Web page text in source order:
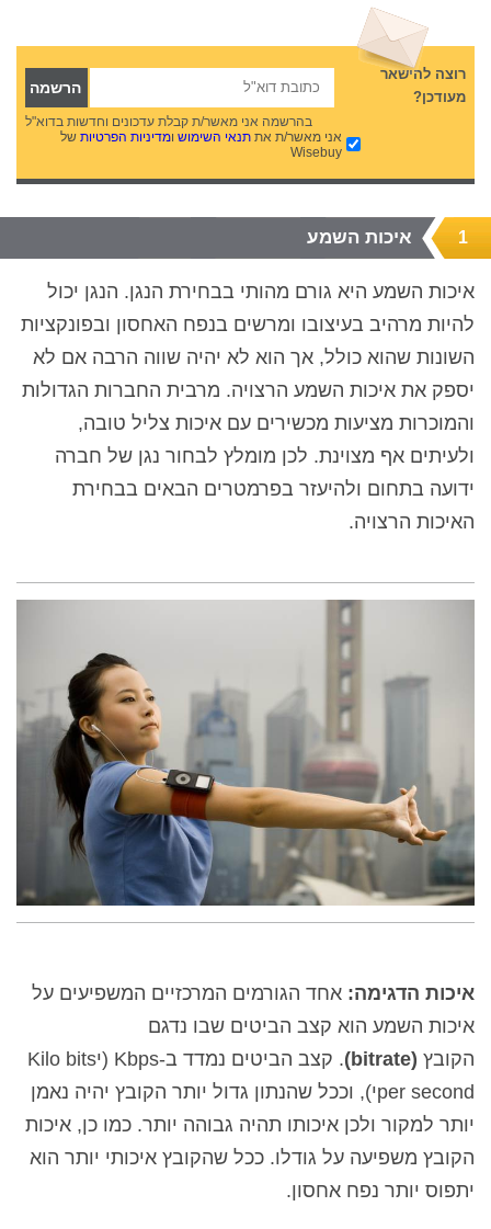
רוצה להישאר
מעודכן?
בהרשמה אני מאשר/ת קבלת עדכונים וחדשות בדוא"ל
אני מאשר/ת את תנאי השימושומדיניות הפרטיותשל
Wisebuy
1 איכות השמע
איכות השמע היא גורם מהותי בבחירת הנגן. הנגן יכול
להיות מרהיב בעיצובו ומרשים בנפח האחסון ובפונקציות
השונות שהוא כולל, אך הוא לא יהיה שווה הרבה אם לא
יספק את איכות השמע הרצויה. מרבית החברות הגדולות
והמוכרות מציעות מכשירים עם איכות צליל טובה,
ולעיתים אף מצוינת. לכן מומלץ לבחור נגן של חברה
ידועה בתחום ולהיעזר בפרמטרים הבאים בבחירת
האיכות הרצויה.
איכות הדגימה: אחד הגורמים המרכזיים המשפיעים על
איכות השמע הוא קצב הביטים שבו נדגם
הקובץ (
bitrate
). קצב הביטים נמדד ב-Kbps ( יKilo bits
per secondי), וככל שהנתון גדול יותר הקובץ יהיה נאמן
יותר למקור ולכן איכותו תהיה גבוהה יותר. כמו כן, איכות
הקובץ משפיעה על גודלו. ככל שהקובץ איכותי יותר הוא
יתפוס יותר נפח אחסון.